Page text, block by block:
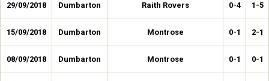
29/09/2018 Dumbarton Raith Rovers 0-4 1-5
15/09/2018 Dumbarton Montrose 0-1 2-1
08/09/2018 Dumbarton Montrose 0-1 0-1